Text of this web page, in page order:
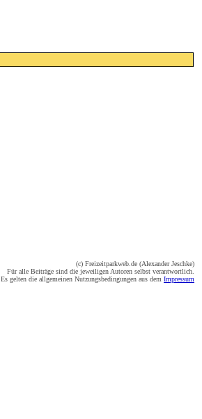
(c) Freizeitparkweb.de (Alexander Jeschke)
Für alle Beiträge sind die jeweiligen Autoren selbst verantwortlich.
Es gelten die allgemeinen Nutzungsbedingungen aus dem Impressum